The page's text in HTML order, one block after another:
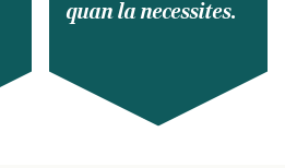
quan la necessites.